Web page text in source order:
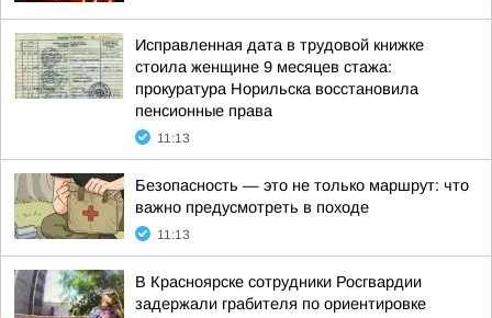
Исправленная дата в трудовой книжке
стоила женщине 9 месяцев стажа:
прокуратура Норильска восстановила
пенсионные права
11:13
Безопасность — это не только маршрут: что
важно предусмотреть в походе
11:13
В Красноярске сотрудники Росгвардии
задержали грабителя по ориентировке